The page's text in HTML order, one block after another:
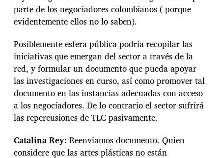
parte de los negociadores colombianos ( porque
evidentemente ellos no lo saben).
Posiblemente esfera pública podría recopilar las
iniciativas que emergan del sector a través de la
red, y formular un documento que pueda apoyar
las investigaciones en curso, así como promover tal
documento en las instancias adecuadas con acceso
a los negociadores. De lo contrario el sector sufrirá
las repercusiones de TLC pasivamente.
Catalina Rey: Reenviamos documento. Quien
considere que las artes plásticas no están